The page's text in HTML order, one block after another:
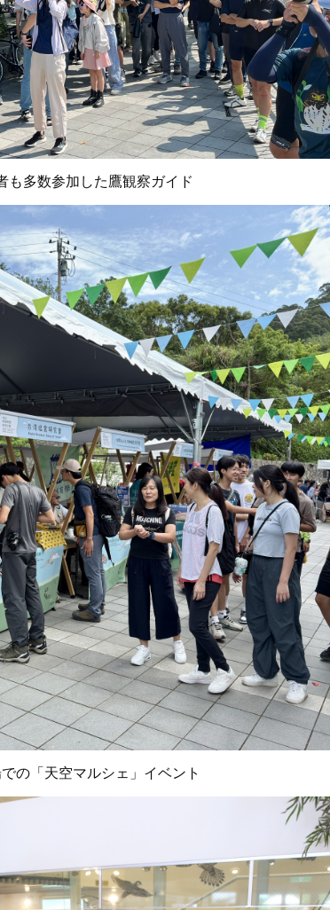
も多数参加した鷹観察ガイド
の「天空マルシェ」イベント